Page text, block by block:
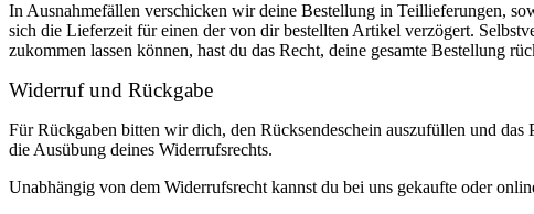
In Ausnahmefällen verschicken wir deine Bestellung in Teillieferungen,
sich die Lieferzeit für einen der von dir bestellten Artikel verzögert.
zukommen lassen können, hast du das Recht, deine gesamte Bestellung
Widerruf und Rückgabe
Für Rückgaben bitten wir dich, den Rücksendeschein auszufüllen und das
die Ausübung deines Widerrufsrechts.
Unabhängig von dem Widerrufsrecht kannst du bei uns gekaufte oder